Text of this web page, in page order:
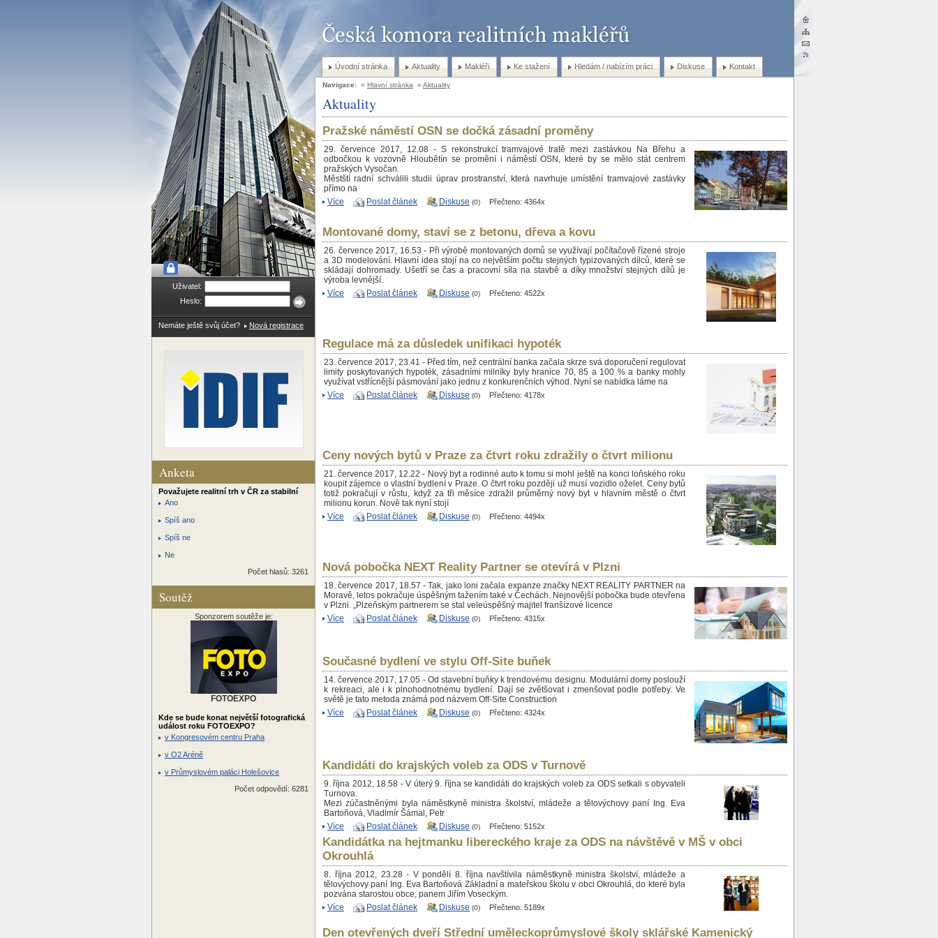
Uživatel:
Heslo:
Nemáte ještě svůj účet? Nová registrace
Anketa
Považujete realitní trh v ČR za stabilní
Ano
Spíš ano
Spíš ne
Ne
Počet hlasů: 3261
Soutěž
Sponzorem soutěže je:
FOTOEXPO
Kde se bude konat největší fotografická
událost roku FOTOEXPO?
v Kongresovém centru Praha
v O2 Aréně
v Průmyslovém paláci Holešovice
Počet odpovědí: 6281
Úvodní stránka Aktuality Makléři Ke stažení Hledám / nabízím práci Diskuse Kontakt
Navigace: » Hlavní stránka » Aktuality
Aktuality
Pražské náměstí OSN se dočká zásadní proměny
29. července 2017, 12.08 - S rekonstrukcí tramvajové tratě mezi zastávkou Na Břehu a
odbočkou k vozovně Hloubětín se promění i náměstí OSN, které by se mělo stát centrem
pražských Vysočan.
Městští radní schválili studii úprav prostranství, která navrhuje umístění tramvajové zastávky
přímo na
Více
Poslat článek Diskuse (0) Přečteno: 4364x
Montované domy, staví se z betonu, dřeva a kovu
26. července 2017, 16.53 - Při výrobě montovaných domů se využívají počítačově řízené stroje
a 3D modelování. Hlavní idea stojí na co největším počtu stejných typizovaných dílců, které se
skládají dohromady. Ušetří se čas a pracovní síla na stavbě a díky množství stejných dílů je
výroba levnější.
Více
Poslat článek Diskuse (0) Přečteno: 4522x
Regulace má za důsledek unifikaci hypoték
23. července 2017, 23.41 - Před tím, než centrální banka začala skrze svá doporučení regulovat
limity poskytovaných hypoték, zásadními milníky byly hranice 70, 85 a 100 % a banky mohly
využívat vstřícnější pásmování jako jednu z konkurenčních výhod. Nyní se nabídka láme na
Více
Poslat článek Diskuse (0) Přečteno: 4178x
Ceny nových bytů v Praze za čtvrt roku zdražily o čtvrt milionu
21. července 2017, 12.22 - Nový byt a rodinné auto k tomu si mohl ještě na konci loňského roku
koupit zájemce o vlastní bydlení v Praze. O čtvrt roku později už musí vozidlo oželet. Ceny bytů
totiž pokračují v růstu, když za tři měsíce zdražil průměrný nový byt v hlavním městě o čtvrt
milionu korun. Nově tak nyní stojí
Více
Poslat článek Diskuse (0) Přečteno: 4494x
Nová pobočka NEXT Reality Partner se otevírá v Plzni
18. července 2017, 18.57 - Tak, jako loni začala expanze značky NEXT REALITY PARTNER na
Moravě, letos pokračuje úspěšným tažením také v Čechách. Nejnovější pobočka bude otevřena
v Plzni. „Plzeňským partnerem se stal veleúspěšný majitel franšízové licence
Více
Poslat článek Diskuse (0) Přečteno: 4315x
Současné bydlení ve stylu Off-Site buňek
14. července 2017, 17.05 - Od stavební buňky k trendovému designu. Modulární domy poslouží
k rekreaci, ale i k plnohodnotnému bydlení. Dají se zvětšovat i zmenšovat podle potřeby. Ve
světě je tato metoda známá pod názvem Off-Site Construction
Více
Poslat článek Diskuse (0) Přečteno: 4324x
Kandidáti do krajských voleb za ODS v Turnově
9. října 2012, 18.58 - V úterý 9. října se kandidáti do krajských voleb za ODS setkali s obyvateli
Turnova.
Mezi zúčastněnými byla náměstkyně ministra školství, mládeže a tělovýchovy paní Ing. Eva
Bartoňová, Vladimír Šámal, Petr
Více
Poslat článek Diskuse (0) Přečteno: 5152x
Kandidátka na hejtmanku libereckého kraje za ODS na návštěvě v MŠ v obci
Okrouhlá
8. října 2012, 23.28 - V pondělí 8. října navštívila náměstkyně ministra školství, mládeže a
tělovýchovy paní Ing. Eva Bartoňová Základní a mateřskou školu v obci Okrouhlá, do které byla
pozvána starostou obce, panem Jiřím Voseckým.
Více
Poslat článek Diskuse (0) Přečteno: 5189x
Den otevřených dveří Střední uměleckoprůmyslové školy sklářské Kamenický